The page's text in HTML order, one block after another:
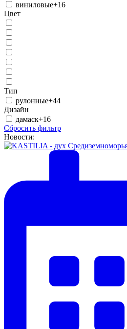
виниловые+16
Цвет
Тип
рулонные+44
Дизайн
дамаск+16
Сбросить фильтр
Новости: